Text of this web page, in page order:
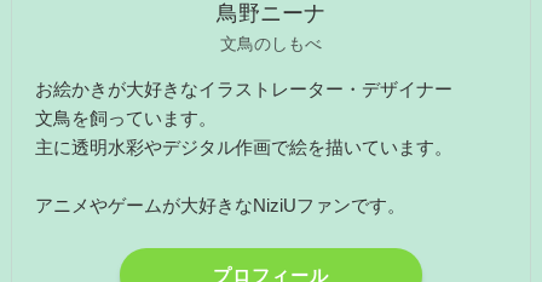
鳥野ニーナ
文鳥のしもべ
お絵かきが大好きなイラストレーター・デザイナー
文鳥を飼っています。
主に透明水彩やデジタル作画で絵を描いています。
アニメやゲームが大好きなNiziUファンです。
プロフィール